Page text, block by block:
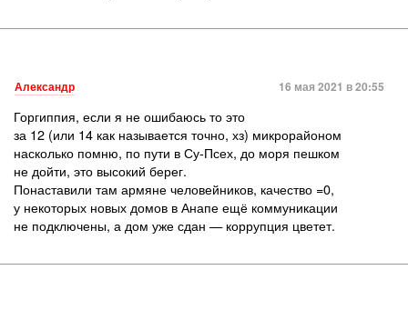
Александр 16 мая 2021 в 20:55
Горгиппия, если я не ошибаюсь то это
за 12 (или 14 как называется точно, хз) микрорайоном
насколько помню, по пути в Су-Псех, до моря пешком
не дойти, это высокий берег.
Понаставили там армяне человейников, качество =0,
у некоторых новых домов в Анапе ещё коммуникации
не подключены, а дом уже сдан — коррупция цветет.